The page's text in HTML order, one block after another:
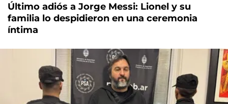
Último adiós a Jorge Messi: Lionel y su
familia lo despidieron en una ceremonia
íntima